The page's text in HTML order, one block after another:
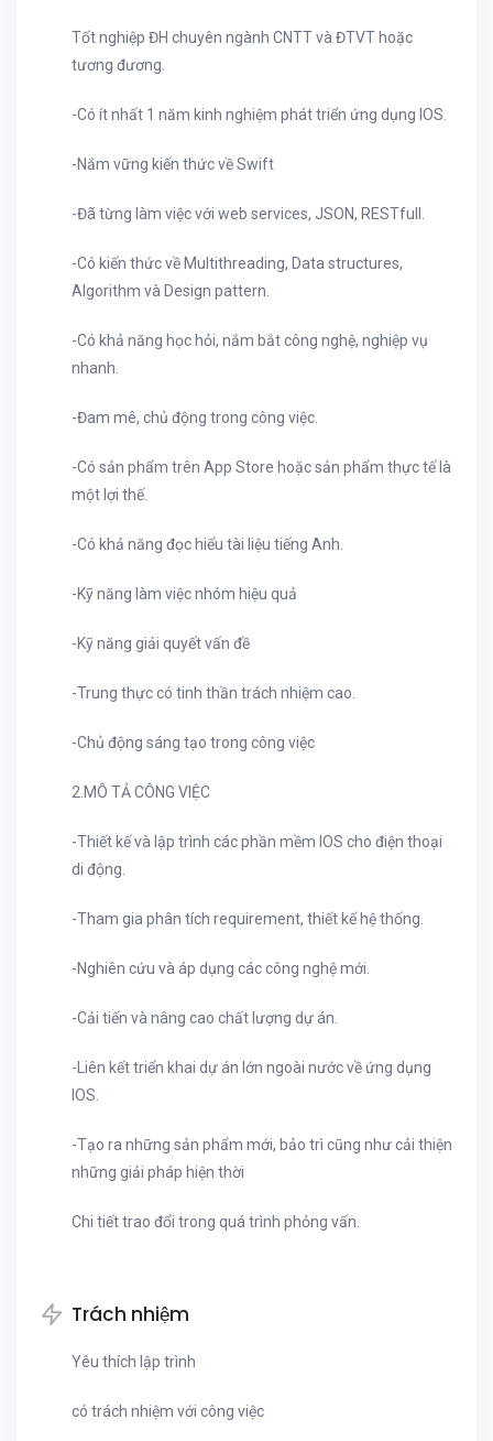
Tốt nghiệp ĐH chuyên ngành CNTT và ĐTVT hoặc
tương đương.
-Có ít nhất 1 năm kinh nghiệm phát triển ứng dụng IOS.
-Nắm vững kiến thức về Swift
-Đã từng làm việc với web services, JSON, RESTfull.
-Có kiến thức về Multithreading, Data structures,
Algorithm và Design pattern.
-Có khả năng học hỏi, nắm bắt công nghệ, nghiệp vụ
nhanh.
-Đam mê, chủ động trong công việc.
-Có sản phẩm trên App Store hoặc sản phẩm thực tế là
một lợi thế.
-Có khả năng đọc hiểu tài liệu tiếng Anh.
-Kỹ năng làm việc nhóm hiệu quả
-Kỹ năng giải quyết vấn đề
-Trung thực có tinh thần trách nhiệm cao.
-Chủ động sáng tạo trong công việc
2.MÔ TẢ CÔNG VIỆC
-Thiết kế và lập trình các phần mềm IOS cho điện thoại
di động.
-Tham gia phân tích requirement, thiết kế hệ thống.
-Nghiên cứu và áp dụng các công nghệ mới.
-Cải tiến và nâng cao chất lượng dự án.
-Liên kết triển khai dự án lớn ngoài nước về ứng dụng
IOS.
-Tạo ra những sản phẩm mới, bảo trì cũng như cải thiện
những giải pháp hiện thời
Chi tiết trao đổi trong quá trình phỏng vấn.
Trách nhiệm
Yêu thích lập trình
có trách nhiệm với công việc